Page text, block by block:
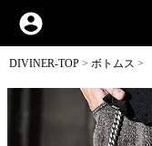
account_circle
DIVINER-TOP ボトムス